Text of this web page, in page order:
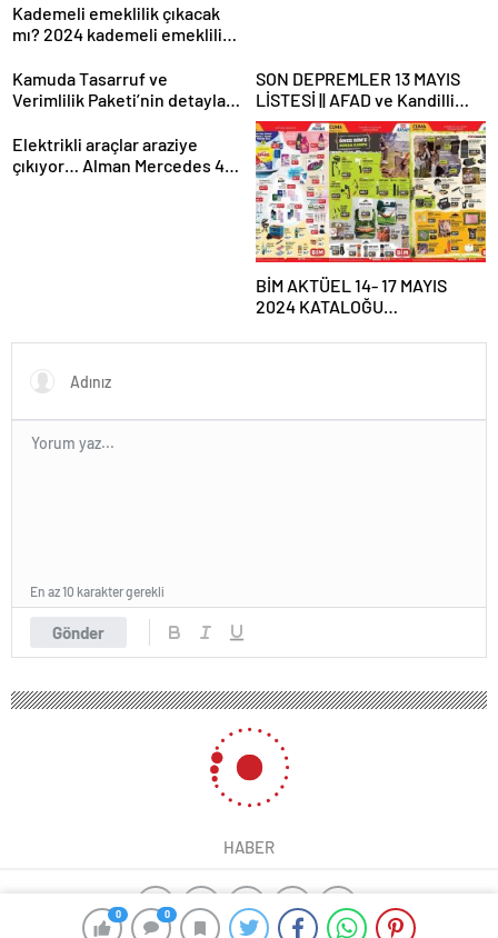
0 0
Kademeli emeklilik çıkacak
mı? 2024 kademeli emeklilik
gelişmeleri
Kamuda Tasarruf ve
Verimlilik Paketi’nin detayları
SON DEPREMLER 13 MAYIS
LİSTESİ || AFAD ve Kandilli
son dakika depremler
tablosu: Erzincan, Antalya ve
Denizli depremle sallandı! Az
önce deprem mi oldu?
Elektrikli araçlar araziye
çıkıyor… Alman Mercedes 45
BİM AKTÜEL 14- 17 MAYIS
2024 KATALOĞU
gelecek ürünler neler?
Gönder
En az 10 karakter gerekli
HABER